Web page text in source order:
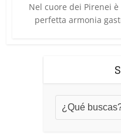
Nel cuore dei Pirenei
perfetta armonia